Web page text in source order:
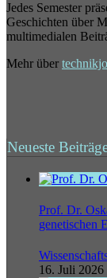
Jedes Semester
Geschichten über
multimedialen
Mehr über
Neueste
Prof. Dr.
genetischen
16. Juli 2026